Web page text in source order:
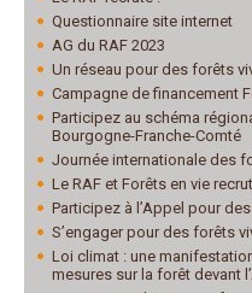
Questionnaire site internet
AG du RAF 2023
Un réseau pour des forêts
Campagne de financement
Participez au schéma
Bourgogne-Franche-Comté
Journée internationale des
Le RAF et Forêts en vie
Participez à l’Appel pour
S’engager pour des forêts
Loi climat : une
mesures sur la forêt devant